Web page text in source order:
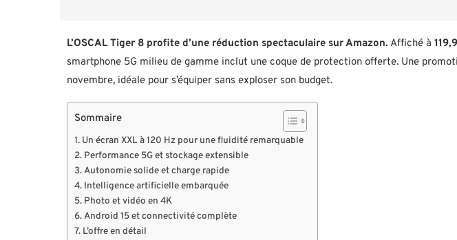
L’OSCAL Tiger 8 profite d’une réduction spectaculaire sur Amazon. Affiché à
smartphone 5G milieu de gamme inclut une coque de protection offerte. Une
novembre, idéale pour s’équiper sans exploser son budget.
Sommaire
Un écran XXL à 120 Hz pour une fluidité remarquable
Performance 5G et stockage extensible
Autonomie solide et charge rapide
Intelligence artificielle embarquée
Photo et vidéo en 4K
Android 15 et connectivité complète
L’offre en détail